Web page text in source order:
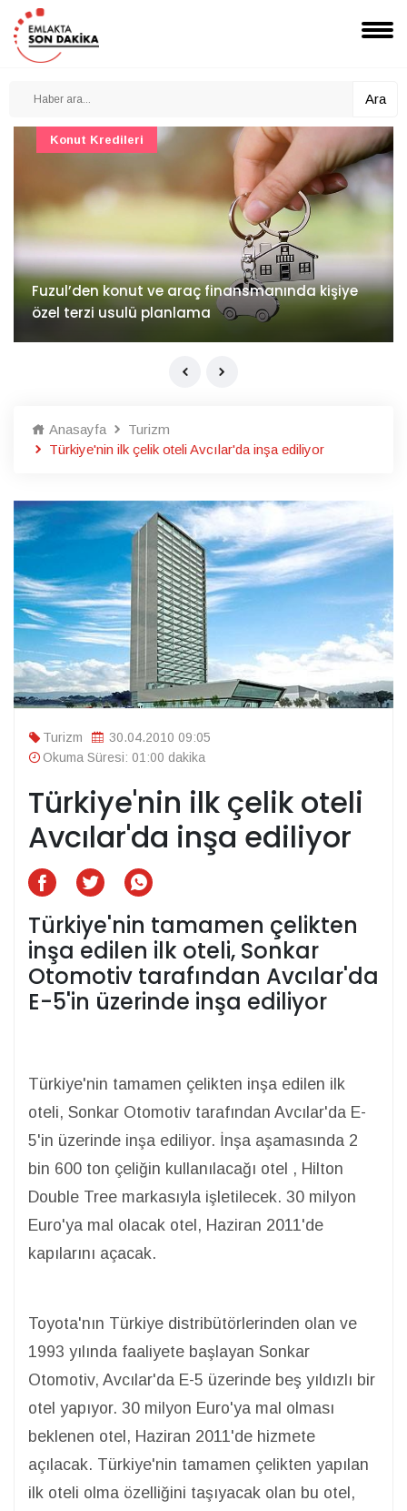
Ara
İv Kandilli'de yaşam yakında başlıyor
Konut Projeleri
Anasayfa
Turizm
Türkiye'nin ilk çelik oteli Avcılar'da inşa ediliyor
Turizm
30.04.2010 09:05
Okuma Süresi: 01:00 dakika
Türkiye'nin ilk çelik oteli
Avcılar'da inşa ediliyor
Türkiye'nin tamamen çelikten
inşa edilen ilk oteli, Sonkar
Otomotiv tarafından Avcılar'da
E-5'in üzerinde inşa ediliyor
Türkiye'nin tamamen çelikten inşa edilen ilk
oteli, Sonkar Otomotiv tarafından Avcılar'da E-
5'in üzerinde inşa ediliyor. İnşa aşamasında 2
bin 600 ton çeliğin kullanılacağı otel , Hilton
Double Tree markasıyla işletilecek. 30 milyon
Euro'ya mal olacak otel, Haziran 2011'de
kapılarını açacak.
Toyota'nın Türkiye distribütörlerinden olan ve
1993 yılında faaliyete başlayan Sonkar
Otomotiv, Avcılar'da E-5 üzerinde beş yıldızlı bir
otel yapıyor. 30 milyon Euro'ya mal olması
beklenen otel, Haziran 2011'de hizmete
açılacak. Türkiye'nin tamamen çelikten yapılan
ilk oteli olma özelliğini taşıyacak olan bu otel,